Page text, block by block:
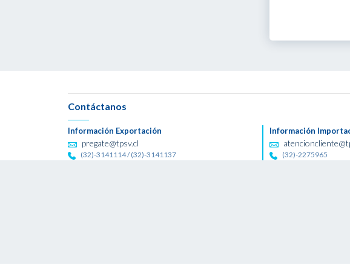
Contáctanos
Información Exportación
pregate@tpsv.cl
(32)-3141114 / (32)-3141137
Información
(32)-2275965